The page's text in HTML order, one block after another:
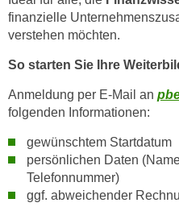
finanzielle
verstehen möchten.
So starten Sie Ihre
Anmeldung per E-Mail an
folgenden Informationen:
gewünschtem Startdatum
persönlichen Daten
Telefonnummer)
ggf. abweichender
m
f
ü
r
i
e
r
e
e
u
s
m
m
n
g